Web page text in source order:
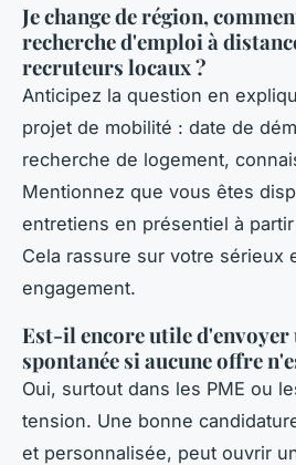
Je change de région,
recherche d'emploi à
recruteurs locaux ?
Anticipez la question en
projet de mobilité : date de
recherche de logement,
Mentionnez que vous êtes
entretiens en présentiel à
Cela rassure sur votre sérieux
engagement.
Est-il encore utile d'envoyer
spontanée si aucune offre
Oui, surtout dans les PME ou
tension. Une bonne
et personnalisée, peut ouvrir